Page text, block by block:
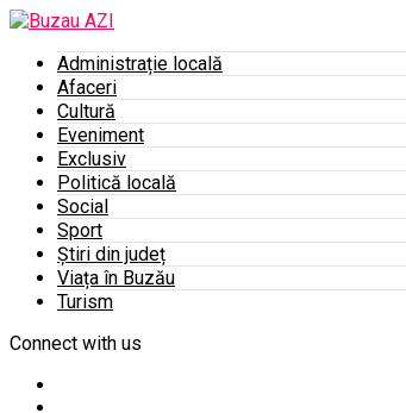
Administrație locală
Afaceri
Cultură
Eveniment
Exclusiv
Politică locală
Social
Sport
Știri din județ
Viața în Buzău
Turism
Connect with us